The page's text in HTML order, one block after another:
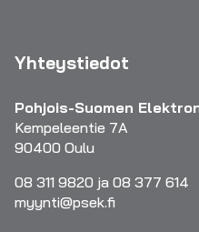
Yhteystiedot
Pohjois-Suomen
Kempeleentie 7A
90400 Oulu
08 311 9820 ja 08 377 614
myynti@psek.fi